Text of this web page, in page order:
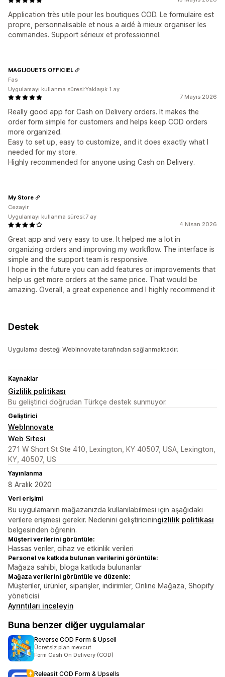
Application très utile pour les boutiques COD. Le formulaire est
propre, personnalisable et nous a aidé à mieux organiser les
commandes. Support sérieux et professionnel.
7 Mayıs 2026
Really good app for Cash on Delivery orders. It makes the
order form simple for customers and helps keep COD orders
more organized.
Easy to set up, easy to customize, and it does exactly what I
needed for my store.
Highly recommended for anyone using Cash on Delivery.
MAGIJOUETS OFFICIEL
Fas
Uygulamayı kullanma süresi:Yaklaşık 1 ay
4 Nisan 2026
Great app and very easy to use. It helped me a lot in
organizing orders and improving my workflow. The interface is
simple and the support team is responsive.
I hope in the future you can add features or improvements that
help us get more orders at the same price. That would be
amazing. Overall, a great experience and I highly recommend it
My Store
Cezayir
Uygulamayı kullanma süresi:7 ay
Destek
Uygulama desteği WebInnovate tarafından sağlanmaktadır.
Kaynaklar
Gizlilik politikası
Bu geliştirici doğrudan Türkçe destek sunmuyor.
Geliştirici
WebInnovate
Web Sitesi
271 W Short St Ste 410, Lexington, KY 40507, USA, Lexington,
KY, 40507, US
Yayınlanma
8 Aralık 2020
Veri erişimi
Bu uygulamanın mağazanızda kullanılabilmesi için aşağıdaki
verilere erişmesi gerekir. Nedenini geliştiriciningizlilik politikası
belgesinden öğrenin.
Müşteri verilerini görüntüle:
Hassas veriler, cihaz ve etkinlik verileri
Personel ve katkıda bulunan verilerini görüntüle:
Mağaza sahibi, bloga katkıda bulunanlar
Mağaza verilerini görüntüle ve düzenle:
Müşteriler, ürünler, siparişler, indirimler, Online Mağaza, Shopify
yöneticisi
Ayrıntıları inceleyin
Buna benzer diğer uygulamalar
Reverse COD Form & Upsell
Ücretsiz plan mevcut
Form Cash On Delivery (COD)
Releasit COD Form & Upsells